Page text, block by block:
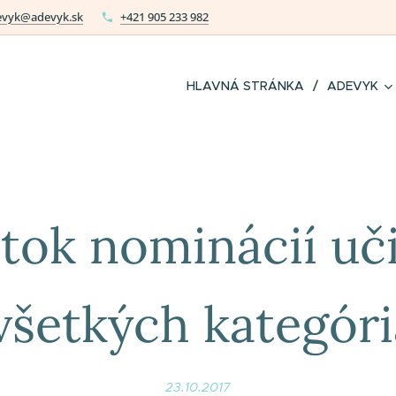
+421 905 233 982
HLAVNÁ STRÁNKA ADEVYK
nominácií
23.10.2017